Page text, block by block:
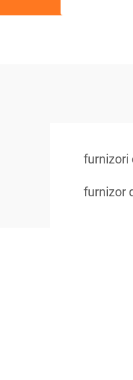
furnizori
furnizor